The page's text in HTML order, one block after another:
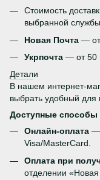
Стоимость
выбранной службы.
Новая Почта — от
Укрпочта — от 50
Детали
В нашем интернет-
выбрать удобный для
Доступные способы
Онлайн-оплата —
Visa/MasterCard.
Оплата при
отделении